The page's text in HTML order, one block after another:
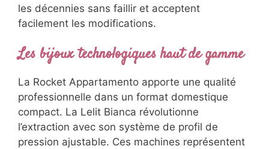
les décennies sans faillir et acceptent
facilement les modifications.
Les bijoux technologiques haut de gamme
La Rocket Appartamento apporte une qualité
professionnelle dans un format domestique
compact. La Lelit Bianca révolutionne
l’extraction avec son système de profil de
pression ajustable. Ces machines représentent